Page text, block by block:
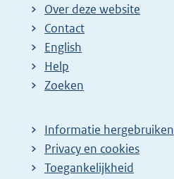
Over deze website
Contact
English
Help
Zoeken
Informatie hergebruiken
Privacy en cookies
Toegankelijkheid